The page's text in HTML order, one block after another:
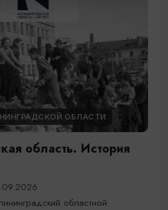
ОБЛАСТИ
область. История
областной